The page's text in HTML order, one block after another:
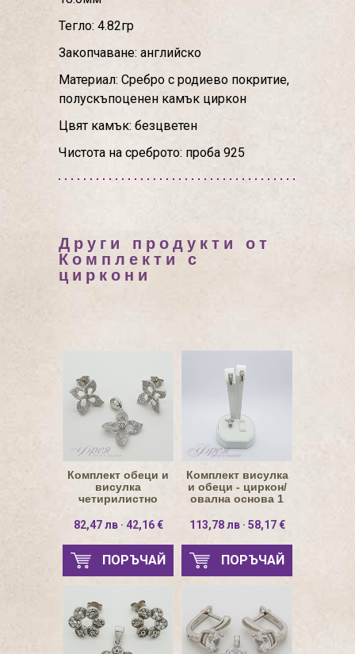
Тегло: 4.82гр
Закопчаване: английско
Материал: Сребро с родиево покритие,
полускъпоценен камък циркон
Цвят камък: безцветен
Чистота на среброто: проба 925
Други продукти от
Комплекти с
циркони
Комплект обеци и
висулка
четирилистно
82,47 лв · 42,16 €
ПОРЪЧАЙ
Комплект висулка
и обеци - циркон/
овална основа 1
113,78 лв · 58,17 €
ПОРЪЧАЙ